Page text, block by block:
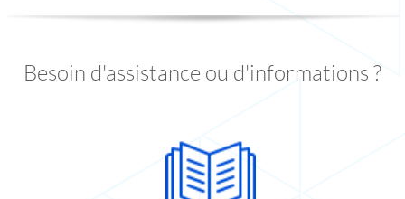
Besoin d'assistance ou d'informations ?